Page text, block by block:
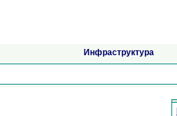
Инфраструктура